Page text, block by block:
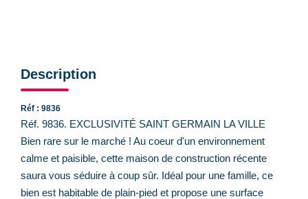
Description
Réf : 9836
Réf. 9836. EXCLUSIVITÉ SAINT GERMAIN LA VILLE
Bien rare sur le marché ! Au coeur d'un environnement
calme et paisible, cette maison de construction récente
saura vous séduire à coup sûr. Idéal pour une famille, ce
bien est habitable de plain-pied et propose une surface